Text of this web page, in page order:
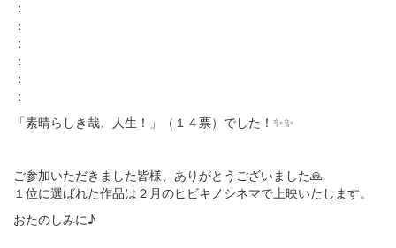
：
：
：
：
：
：
「素晴らしき哉、人生！」（１４票）でした！✨✨
ご参加いただきました皆様、ありがとうございました🙏
１位に選ばれた作品は２月のヒビキノシネマで上映いたします。
おたのしみに♪